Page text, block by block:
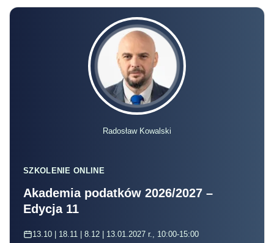
Radosław Kowalski
SZKOLENIE ONLINE
Akademia podatków 2026/2027 –
Edycja 11
13.10 | 18.11 | 8.12 | 13.01.2027 r., 10:00-15:00